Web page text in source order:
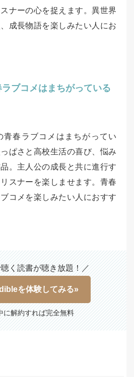
ナーの心を捉えます。異世界
成長物語を楽しみたい人にお
ブコメはまちがっている
青春ラブコメはまちがってい
ぱさと高校生活の喜び、悩み
。主人公の成長と共に進行す
スナーを楽しませます。青春
コメを楽しみたい人におすす
く読書が聴き放題！／
を体験してみる»
に解約すれば完全無料